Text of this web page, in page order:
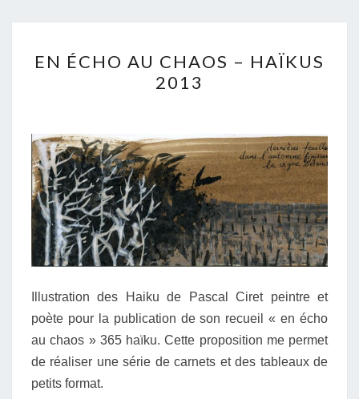
ÉCHO
AU
HAÏKUS
2013
EN ÉCHO AU CHAOS – HAÏKUS
2013
Illustration des Haiku de Pascal Ciret peintre et
poète pour la publication de son recueil « en écho
au chaos » 365 haïku. Cette proposition me permet
de réaliser une série de carnets et des tableaux de
petits format.